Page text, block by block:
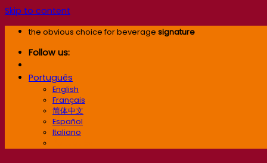
Skip to content
the obvious choice for beverage signature
Follow us:
Português
English
Français
简体中文
Español
Italiano